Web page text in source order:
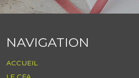
NAVIGATION
ACCUEIL